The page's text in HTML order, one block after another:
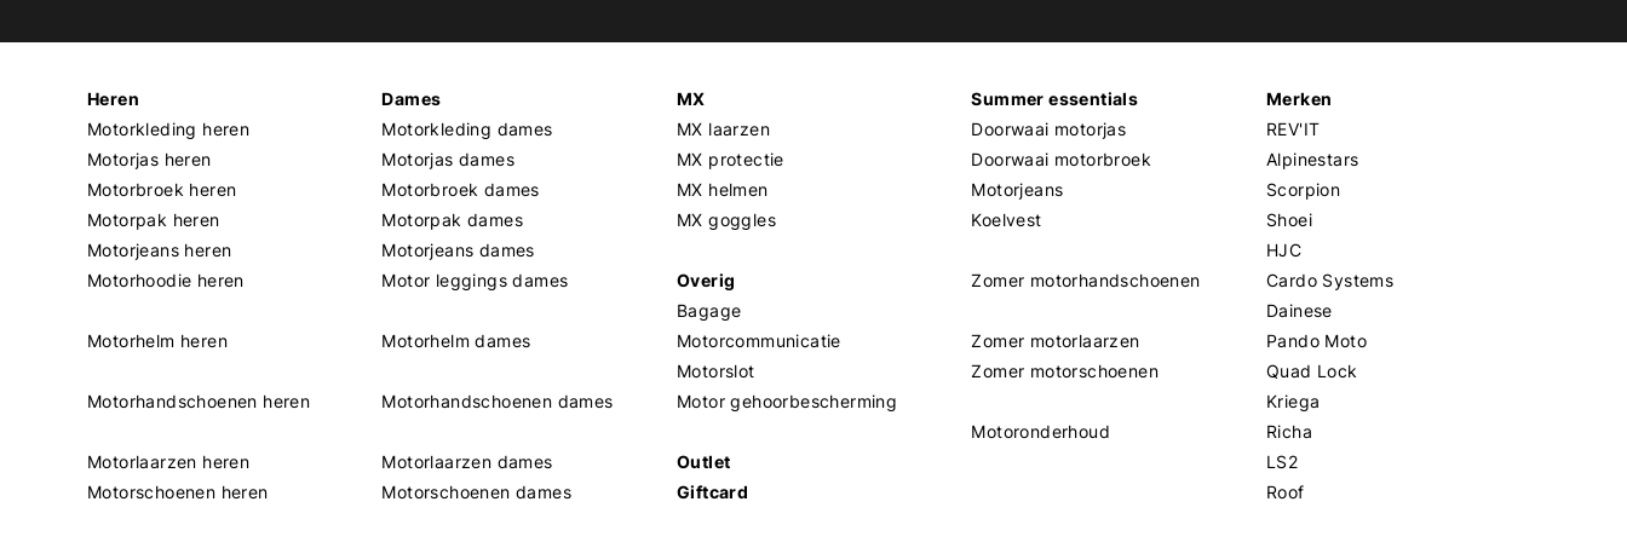
Heren
Motorkleding heren
Motorjas heren
Motorbroek heren
Motorpak heren
Motorjeans heren
Motorhoodie heren
Motorhelm heren
Motorhandschoenen heren
Motorlaarzen heren
Motorschoenen heren
Dames
Motorkleding dames
Motorjas dames
Motorbroek dames
Motorpak dames
Motorjeans dames
Motor leggings dames
Motorhelm dames
Motorhandschoenen dames
Motorlaarzen dames
Motorschoenen dames
MX
MX laarzen
MX protectie
MX helmen
MX goggles
Overig
Bagage
Motorcommunicatie
Motorslot
Motor gehoorbescherming
Outlet
Giftcard
Summer essentials
Doorwaai motorjas
Doorwaai motorbroek
Motorjeans
Koelvest
Zomer motorhandschoenen
Zomer motorlaarzen
Zomer motorschoenen
Motoronderhoud
Merken
REV'IT
Alpinestars
Scorpion
Shoei
HJC
Cardo Systems
Dainese
Pando Moto
Quad Lock
Kriega
Richa
LS2
Roof